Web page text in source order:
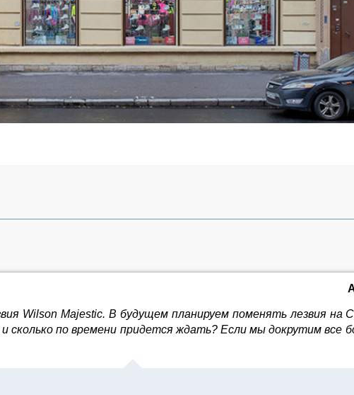
Wilson Majestic. В будущем планируем поменять лезвия на
сколько по времени придется ждать? Если мы докрутим все